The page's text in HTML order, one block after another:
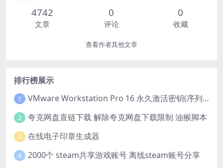
4742
文章
0
评论
0
收藏
查看作者其他文章
排行榜展示
1 VMware Workstation Pro 16 永久激活密钥(序列号)
2 夸克网盘直链下载 解除夸克网盘下载限制 油猴脚本
3 在线电子印章生成器
4 2000个 steam共享游戏账号 离线steam账号分享